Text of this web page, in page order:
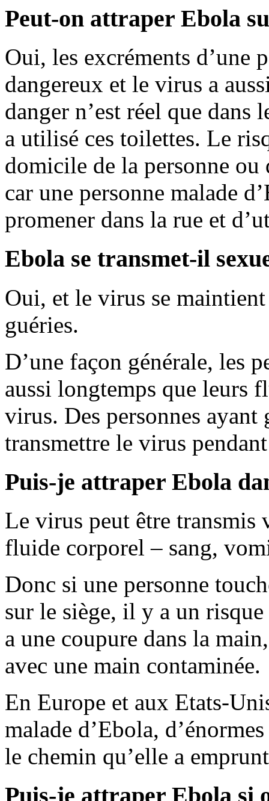
Peut-on attraper Ebola
Oui, les excréments d’une
dangereux et le virus a
danger n’est réel que dans
a utilisé ces toilettes. Le
domicile de la personne ou
car une personne malade
promener dans la rue et
Ebola se transmet-il
Oui, et le virus se maintient
guéries.
D’une façon générale, les
aussi longtemps que leurs
virus. Des personnes ayant
transmettre le virus
Puis-je attraper Ebola
Le virus peut être transmis
fluide corporel – sang,
Donc si une personne
sur le siège, il y a un risque
a une coupure dans la
avec une main contaminée.
En Europe et aux Etats-
malade d’Ebola,
le chemin qu’elle a
Puis-je attraper Ebola si